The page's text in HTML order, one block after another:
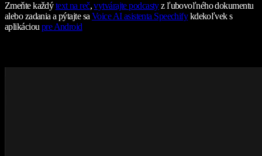
Zmeňte každýtext na reč,vytvárajte podcastyz ľubovoľného dokumentu
alebo zadania a pýtajte saVoice AI asistenta Speechifykdekoľvek s
aplikácioupre Android